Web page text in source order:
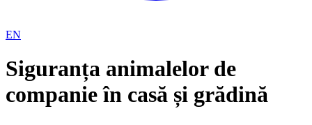
EN
Siguranța animalelor de
companie în casă și grădină